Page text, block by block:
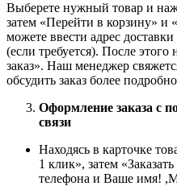
Выберете нужный товар и
затем «Перейти в корзину» и
можете ввести адрес
(если требуется). После
заказ». Наш менеджер
обсудить заказ более
Оформление заказа с
связи
Находясь в карточке
1 клик», затем
телефона и Ваше имя!